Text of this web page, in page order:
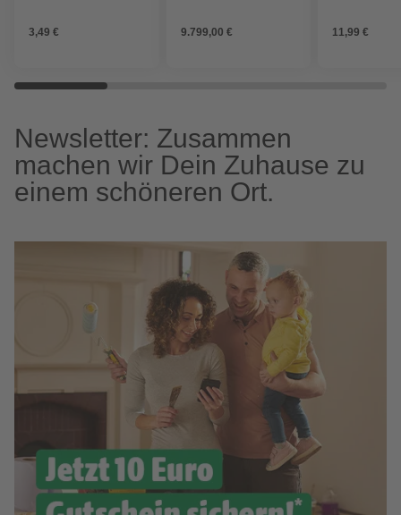
3,49 €
9.799,00 €
11,99 €
Newsletter: Zusammen
machen wir Dein Zuhause zu
einem schöneren Ort.